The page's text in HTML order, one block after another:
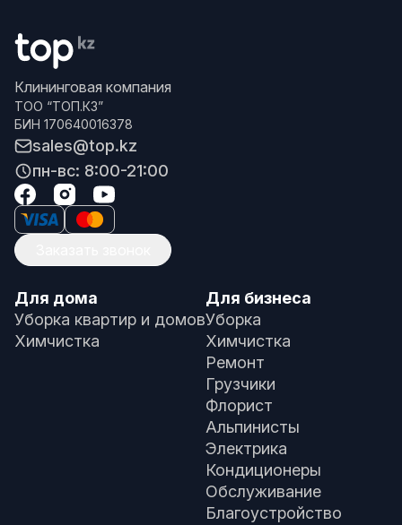
Клининговая компания
ТОО “ТОП.КЗ”
БИН 170640016378
sales@top.kz
пн-вс: 8:00-21:00
Для дома
Уборка квартир и домов
Химчистка
Для бизнеса
Уборка
Химчистка
Ремонт
Грузчики
Флорист
Альпинисты
Электрика
Кондиционеры
Обслуживание
Благоустройство